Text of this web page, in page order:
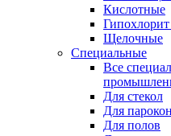
Кислотные
Щелочные
Специальные
Все
Для стекол
Для
Для полов